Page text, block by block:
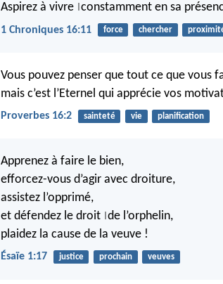
Aspirez à vivre constamment en sa
1 Chroniques 16:11 force chercher
Vous pouvez penser que tout ce que vous
mais c’est l’Eternel qui apprécie vos
Proverbes 16:2 sainteté vie planification
Apprenez à faire le bien,
efforcez-vous d’agir avec droiture,
assistez l’opprimé,
et défendez le droit de l’orphelin,
plaidez la cause de la veuve !
Ésaïe 1:17 justice prochain veuves